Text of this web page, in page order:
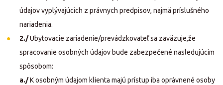
údajov vyplývajúcich z právnych predpisov, najmä príslušného
nariadenia.
2./Ubytovacie zariadenie/prevádzkovateľ sa zaväzuje,že
spracovanie osobných údajov bude zabezpečené nasledujúcim
spôsobom:
a./K osobným údajom klienta majú prístup iba oprávnené osoby